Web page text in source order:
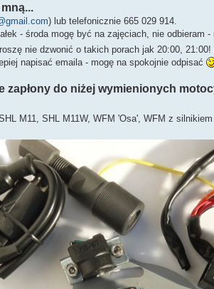
) lub telefonicznie 665 029 914.
- środa mogę być na zajęciach, nie
nie dzwonić o takich porach jak 20:00,
napisać emaila - mogę na spokojnie odpisać
zapłony do niżej wymienionych
M11, SHL M11W, WFM 'Osa', WFM z